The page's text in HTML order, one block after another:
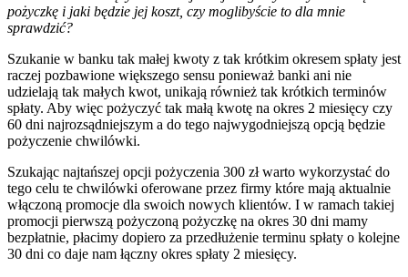
pożyczkę i jaki będzie jej koszt, czy moglibyście to dla mnie
sprawdzić?
Szukanie w banku tak małej kwoty z tak krótkim okresem spłaty jest
raczej pozbawione większego sensu ponieważ banki ani nie
udzielają tak małych kwot, unikają również tak krótkich terminów
spłaty. Aby więc pożyczyć tak małą kwotę na okres 2 miesięcy czy
60 dni najrozsądniejszym a do tego najwygodniejszą opcją będzie
pożyczenie chwilówki.
Szukając najtańszej opcji pożyczenia 300 zł warto wykorzystać do
tego celu te chwilówki oferowane przez firmy które mają aktualnie
włączoną promocje dla swoich nowych klientów. I w ramach takiej
promocji pierwszą pożyczoną pożyczkę na okres 30 dni mamy
bezpłatnie, płacimy dopiero za przedłużenie terminu spłaty o kolejne
30 dni co daje nam łączny okres spłaty 2 miesięcy.